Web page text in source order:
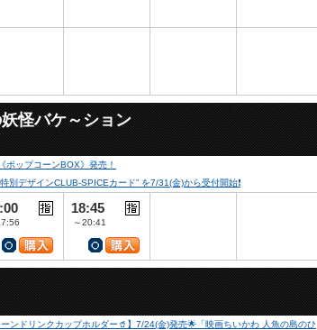
怪バケ～ション
ポップコーンBOX》発売！
デザインCLUB-SPICEカード” を7/31(金)から受付開始❗️
18:45
～20:41
ドリンクカップホルダー🥤】7/24(金)発売🌟「映画ちいかわ 人魚の島のひ